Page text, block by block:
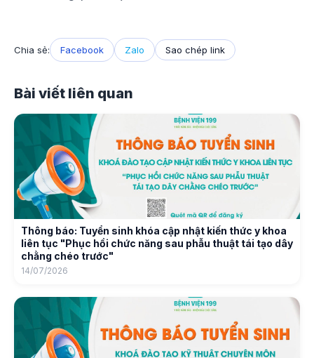
Chia sẻ: Facebook Zalo Sao chép link
Bài viết liên quan
Thông báo: Tuyển sinh khóa cập nhật kiến thức y khoa
liên tục "Phục hồi chức năng sau phẫu thuật tái tạo dây
chằng chéo trước"
14/07/2026